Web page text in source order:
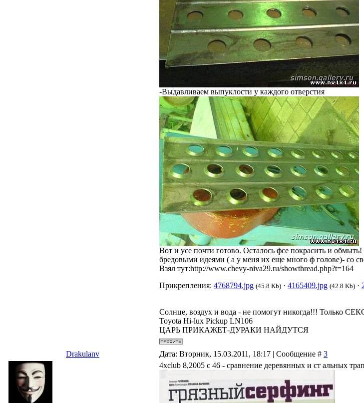
-Выдавливаем выпуклости у каждого отверстия
Вот и усе почти готово. Осталось фсе покрасить и
бредовыми идеями ( а у меня их еще много ф голове)- со
Взял тут:http://www.chevy-niva29.ru/showthread.php?t=164
Прикрепления: 4768794.jpg (45.8 Kb) · 4165409.jpg (42.8 Kb) ·
Солнце, воздух и вода - не помогут никогда!!! Только
Toyota Hi-lux Pickup LN106
ЦАРЬ ПРИКАЖЕТ-ДУРАКИ НАЙДУТСЯ
Drakulanv Дата: Вторник, 15.03.2011, 18:17 | Сообщение # 3
4хclub 8,2005 с 46 - сравнение деревянных и ст альных